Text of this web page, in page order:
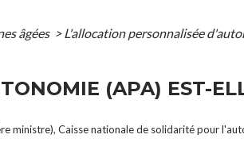
âgées > L'allocation personnalisée
(APA) EST-
Caisse nationale de solidarité pour